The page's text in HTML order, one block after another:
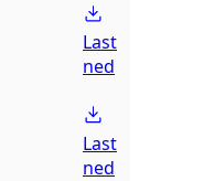
Last
ned
Last
ned